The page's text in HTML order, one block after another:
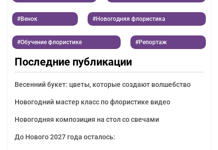
Венок Новогодняя флористика
Обучение флористике Репортаж
Последние публикации
Весенний букет: цветы, которые создают волшебство
Новогодний мастер класс по флористике видео
Новогодняя композиция на стол со свечами
До Нового 2027 года осталось: